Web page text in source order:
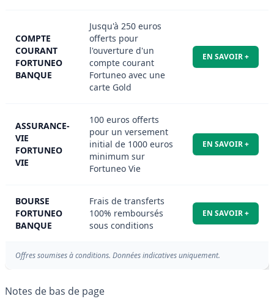
COMPTE
COURANT
FORTUNEO
BANQUE
Jusqu'à 250 euros
offerts pour
l'ouverture d'un
compte courant
Fortuneo avec une
carte Gold
EN SAVOIR +
ASSURANCE-
VIE
FORTUNEO
VIE
100 euros offerts
pour un versement
initial de 1000 euros
minimum sur
Fortuneo Vie
EN SAVOIR +
BOURSE
FORTUNEO
BANQUE
Frais de transferts
100% remboursés
sous conditions
EN SAVOIR +
Offres soumises à conditions. Données indicatives uniquement.